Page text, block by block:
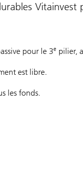
pour le 3e pilier,
est libre.
les fonds.